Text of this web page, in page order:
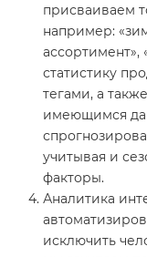
присваиваем
например:
ассортимент»,
статистику
тегами, а
имеющимся
учитывая и
факторы.
Аналитика
исключить